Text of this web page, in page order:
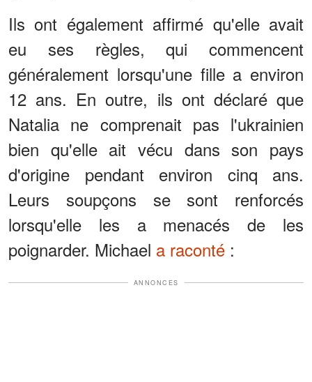
Ils ont également affirmé qu'elle avait
eu ses règles, qui commencent
généralement lorsqu'une fille a environ
12 ans. En outre, ils ont déclaré que
Natalia ne comprenait pas l'ukrainien
bien qu'elle ait vécu dans son pays
d'origine pendant environ cinq ans.
Leurs soupçons se sont renforcés
lorsqu'elle les a menacés de les
poignarder. Michael a raconté :
ANNONCES